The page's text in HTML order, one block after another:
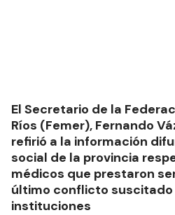
El Secretario de la
Ríos (Femer), Fernando
refirió a la información
social de la provincia
médicos que prestaron
último conflicto suscitado
instituciones